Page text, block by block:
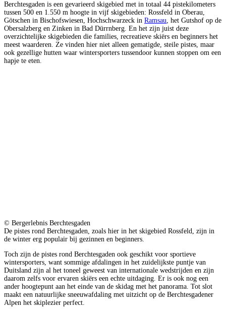
Berchtesgaden is een gevarieerd skigebied met in totaal 44 pistekilometers
tussen 500 en 1.550 m hoogte in vijf skigebieden: Rossfeld in Oberau,
Götschen in Bischofswiesen, Hochschwarzeck in Ramsau, het Gutshof op de
Obersalzberg en Zinken in Bad Dürrnberg. En het zijn juist deze
overzichtelijke skigebieden die families, recreatieve skiërs en beginners het
meest waarderen. Ze vinden hier niet alleen gematigde, steile pistes, maar
ook gezellige hutten waar wintersporters tussendoor kunnen stoppen om een
hapje te eten.
© Bergerlebnis Berchtesgaden
De pistes rond Berchtesgaden, zoals hier in het skigebied Rossfeld, zijn in
de winter erg populair bij gezinnen en beginners.
Toch zijn de pistes rond Berchtesgaden ook geschikt voor sportieve
wintersporters, want sommige afdalingen in het zuidelijkste puntje van
Duitsland zijn al het toneel geweest van internationale wedstrijden en zijn
daarom zelfs voor ervaren skiërs een echte uitdaging. Er is ook nog een
ander hoogtepunt aan het einde van de skidag met het panorama. Tot slot
maakt een natuurlijke sneeuwafdaling met uitzicht op de Berchtesgadener
Alpen het skiplezier perfect.